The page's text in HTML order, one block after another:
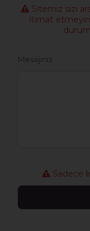
Sitemiz sizi
itimat etmeyin
Mesajınız
Sadece